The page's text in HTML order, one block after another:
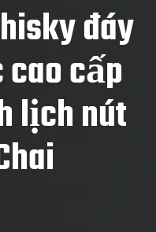
đáy
cấp
lịch nút